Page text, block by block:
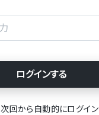
次回から自動的にログイン